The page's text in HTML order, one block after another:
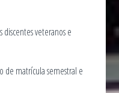
veteranos e
matrícula semestral e